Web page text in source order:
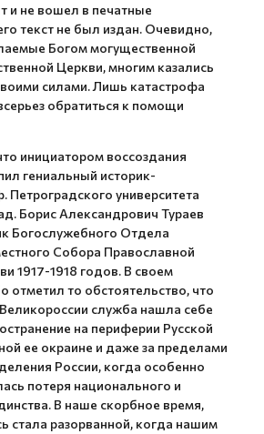
и не вошел в печатные
текст не был издан. Очевидно,
Богом могущественной
Церкви, многим казались
силами. Лишь катастрофа
обратиться к помощи
инициатором воссоздания
гениальный историк-
Петроградского университета
Борис Александрович Тураев
Богослужебного Отдела
Собора Православной
1917-1918 годов. В своем
отметил то обстоятельство, что
служба нашла себе
на периферии Русской
ее окраине и даже за пределами
России, когда особенно
потеря национального и
В наше скорбное время,
стала разорванной, когда нашим